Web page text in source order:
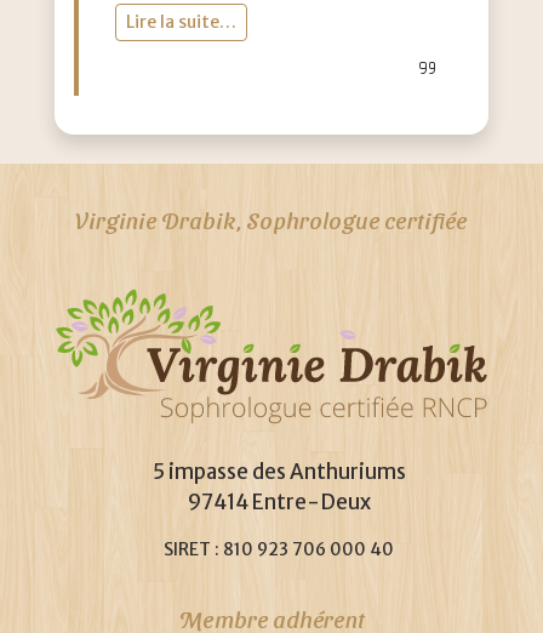
Lire la suite…
Virginie Drabik, Sophrologue certifiée
5 impasse des Anthuriums
97414 Entre-Deux
SIRET : 810 923 706 000 40
Membre adhérent